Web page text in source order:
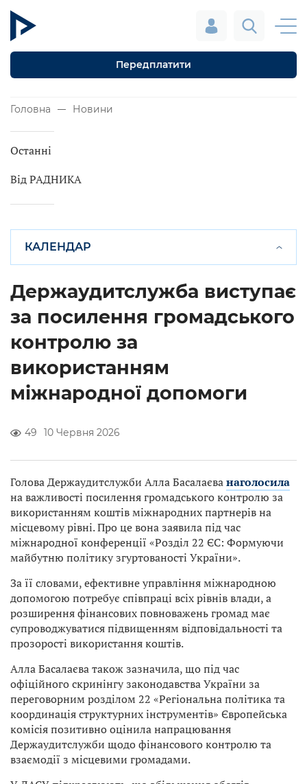
Передплатити
Головна Новини
Останні
Від РАДНИКА
КАЛЕНДАР
Держаудитслужба виступає
за посилення громадського
контролю за
використанням
міжнародної допомоги
49 10 Червня 2026
Голова Держаудитслужби Алла Басалаєванаголосила
на важливості посилення громадського контролю за
використанням коштів міжнародних партнерів на
місцевому рівні. Про це вона заявила під час
міжнародної конференції «Розділ 22 ЄС: Формуючи
майбутню політику згуртованості України».
За її словами, ефективне управління міжнародною
допомогою потребує співпраці всіх рівнів влади, а
розширення фінансових повноважень громад має
супроводжуватися підвищенням відповідальності та
прозорості використання коштів.
Алла Басалаєва також зазначила, що під час
офіційного скринінгу законодавства України за
переговорним розділом 22 «Регіональна політика та
координація структурних інструментів» Європейська
комісія позитивно оцінила напрацювання
Держаудитслужби щодо фінансового контролю та
взаємодії з місцевими громадами.